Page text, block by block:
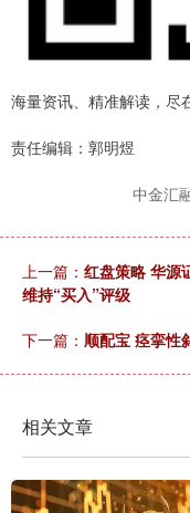
海量资讯、精准解读，尽
责任编辑：郭明煜
中金汇
上一篇： 红盘策略 华源
维持“买入”评级
下一篇： 顺配宝 痉挛性
相关文章